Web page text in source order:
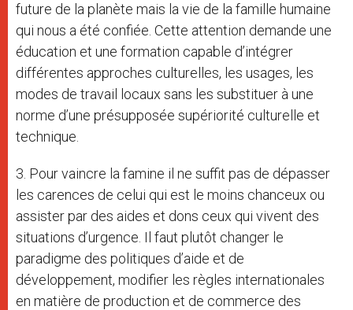
future de la planète mais la vie de la famille humaine
qui nous a été confiée. Cette attention demande une
éducation et une formation capable d’intégrer
différentes approches culturelles, les usages, les
modes de travail locaux sans les substituer à une
norme d’une présupposée supériorité culturelle et
technique.
3. Pour vaincre la famine il ne suffit pas de dépasser
les carences de celui qui est le moins chanceux ou
assister par des aides et dons ceux qui vivent des
situations d’urgence. Il faut plutôt changer le
paradigme des politiques d’aide et de
développement, modifier les règles internationales
en matière de production et de commerce des